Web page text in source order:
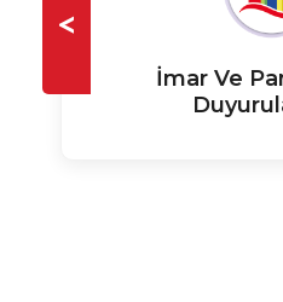
İmar Ve
<